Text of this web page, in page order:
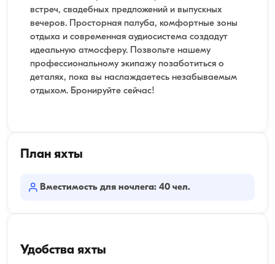
встреч, свадебных предложений и выпускных
вечеров. Просторная палуба, комфортные зоны
отдыха и современная аудиосистема создадут
идеальную атмосферу. Позвольте нашему
профессиональному экипажу позаботиться о
деталях, пока вы наслаждаетесь незабываемым
отдыхом. Бронируйте сейчас!
План яхты
Вместимость для ночлега: 40 чел.
Удобства яхты